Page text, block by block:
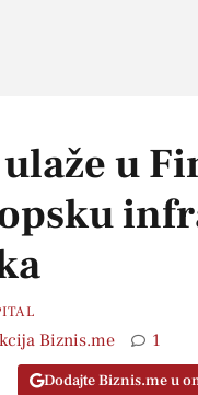
u
Biznis.me 1
Dodajte Biznis.me u